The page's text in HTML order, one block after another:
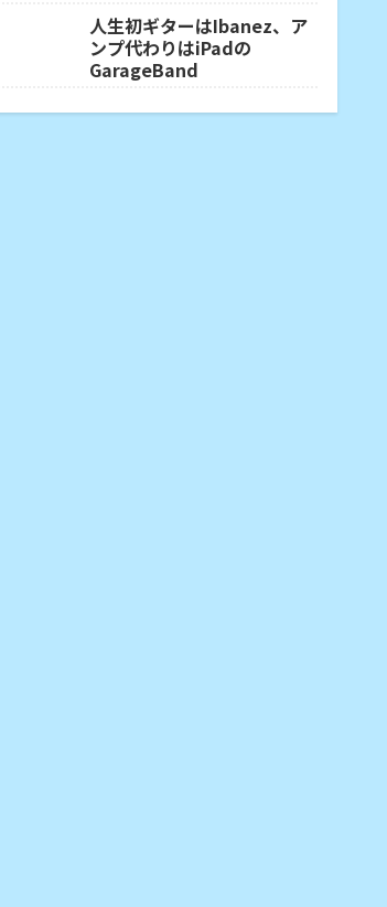
人生初ギターはIbanez、ア
ンプ代わりはiPadの
GarageBand